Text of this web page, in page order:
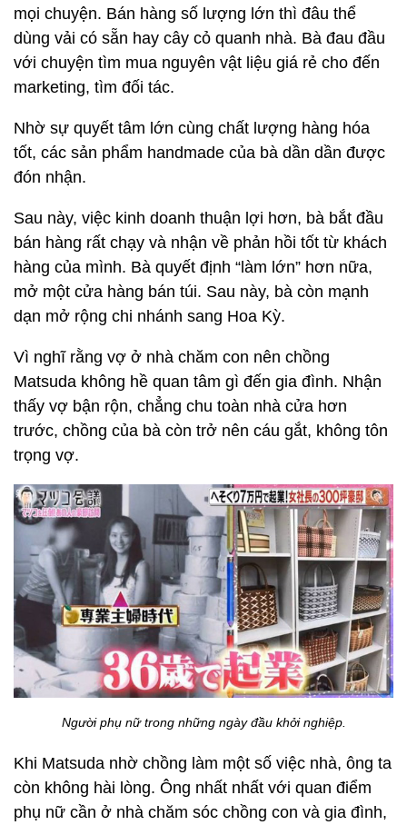
mọi chuyện. Bán hàng số lượng lớn thì đâu thể
dùng vải có sẵn hay cây cỏ quanh nhà. Bà đau đầu
với chuyện tìm mua nguyên vật liệu giá rẻ cho đến
marketing, tìm đối tác.
Nhờ sự quyết tâm lớn cùng chất lượng hàng hóa
tốt, các sản phẩm handmade của bà dần dần được
đón nhận.
Sau này, việc kinh doanh thuận lợi hơn, bà bắt đầu
bán hàng rất chạy và nhận về phản hồi tốt từ khách
hàng của mình. Bà quyết định “làm lớn” hơn nữa,
mở một cửa hàng bán túi. Sau này, bà còn mạnh
dạn mở rộng chi nhánh sang Hoa Kỳ.
Vì nghĩ rằng vợ ở nhà chăm con nên chồng
Matsuda không hề quan tâm gì đến gia đình. Nhận
thấy vợ bận rộn, chẳng chu toàn nhà cửa hơn
trước, chồng của bà còn trở nên cáu gắt, không tôn
trọng vợ.
Người phụ nữ trong những ngày đầu khởi nghiệp.
Khi Matsuda nhờ chồng làm một số việc nhà, ông ta
còn không hài lòng. Ông nhất nhất với quan điểm
phụ nữ cần ở nhà chăm sóc chồng con và gia đình,